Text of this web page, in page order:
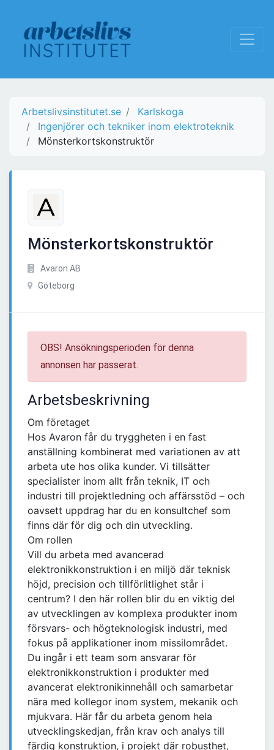
Arbetslivsinstitutet.se
Karlskoga
Ingenjörer och tekniker inom elektroteknik
Mönsterkortskonstruktör
Mönsterkortskonstruktör
Avaron AB
Göteborg
OBS! Ansökningsperioden för denna
annonsen har passerat.
Arbetsbeskrivning
Om företaget
Hos Avaron får du tryggheten i en fast
anställning kombinerat med variationen av att
arbeta ute hos olika kunder. Vi tillsätter
specialister inom allt från teknik, IT och
industri till projektledning och affärsstöd – och
oavsett uppdrag har du en konsultchef som
finns där för dig och din utveckling.
Om rollen
Vill du arbeta med avancerad
elektronikkonstruktion i en miljö där teknisk
höjd, precision och tillförlitlighet står i
centrum? I den här rollen blir du en viktig del
av utvecklingen av komplexa produkter inom
försvars- och högteknologisk industri, med
fokus på applikationer inom missilområdet.
Du ingår i ett team som ansvarar för
elektronikkonstruktion i produkter med
avancerat elektronikinnehåll och samarbetar
nära med kollegor inom system, mekanik och
mjukvara. Här får du arbeta genom hela
utvecklingskedjan, från krav och analys till
färdig konstruktion, i projekt där robusthet,